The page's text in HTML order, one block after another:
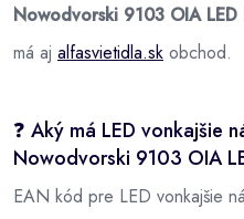
Nowodvorski 9103 OIA LED
má aj alfasvietidla.sk obchod.
❓ Aký má LED vonkajšie
Nowodvorski 9103 OIA
EAN kód pre LED vonkajšie